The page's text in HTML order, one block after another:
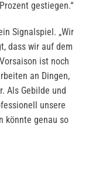
gestiegen.“
Signalspiel. „Wir
dass wir auf dem
ist noch
an Dingen,
Als Gebilde und
unsere
könnte genau so